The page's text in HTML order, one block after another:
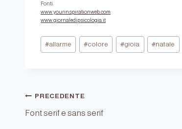
Fonti:
www.yourinspirationweb.com
www.giornaledipsicologia.it
Tag
articolo:
#allarme #colore #gioia #natale
Navigazione
PRECEDENTE
Font serif e sans serif